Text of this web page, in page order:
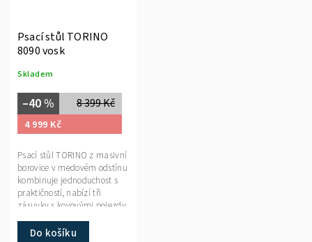
Psací stůl TORINO
8090 vosk
Skladem
8 399 Kč
–40 %
4 999 Kč
Do košíku
Psací stůl TORINO z masivní
borovice v medovém odstínu
kombinuje jednoduchost s
praktičností, nabízí tři
zásuvky s kovovými pojezdy,
menší polici a dostatečně
velkou pracovní...